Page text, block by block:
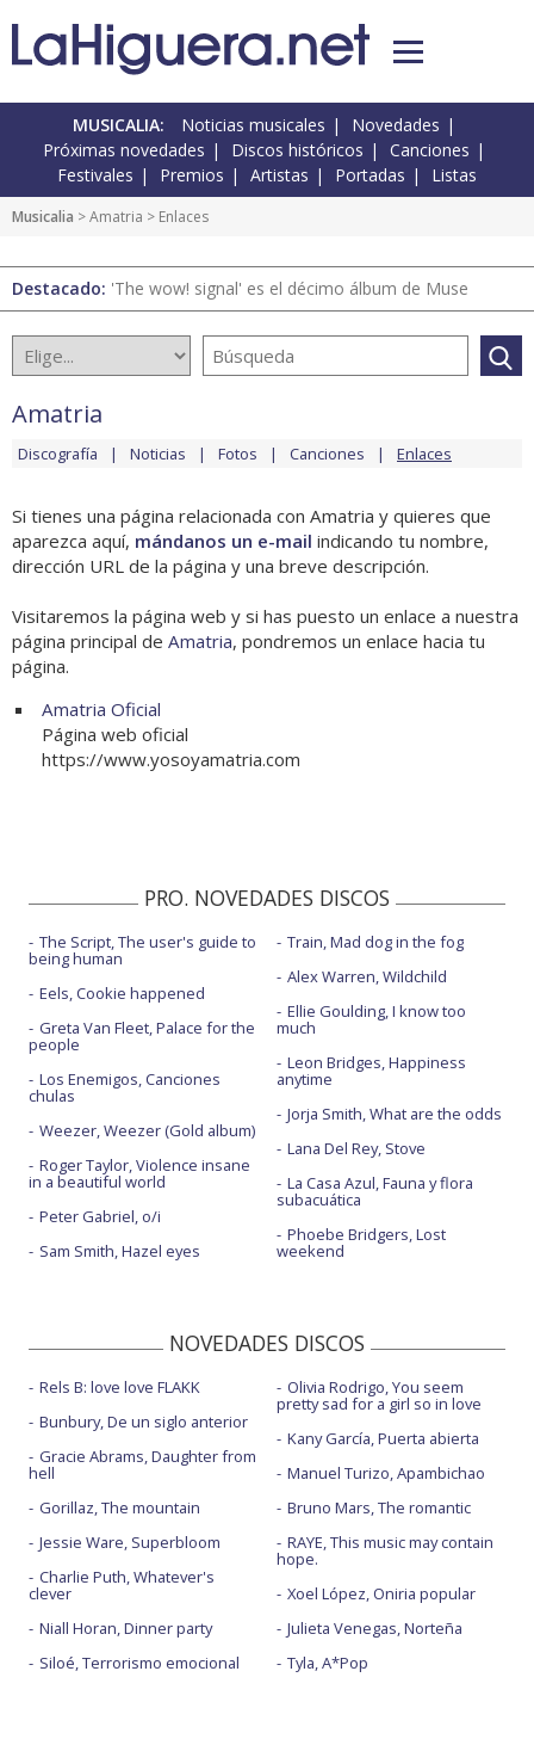
MUSICALIA: Noticias musicales
Novedades
Próximas novedades
Discos históricos
Canciones
Festivales
Premios Artistas Portadas Listas
Musicalia >Amatria > Enlaces
Destacado: 'The wow! signal' es el décimo álbum de Muse
Amatria
Discografía Noticias Fotos Canciones Enlaces
Si tienes una página relacionada con Amatria y quieres que
aparezca aquí, mándanos un e-mail indicando tu nombre,
dirección URL de la página y una breve descripción.
Visitaremos la página web y si has puesto un enlace a nuestra
página principal de Amatria, pondremos un enlace hacia tu
página.
Amatria Oficial
Página web oficial
https://www.yosoyamatria.com
PRO. NOVEDADES DISCOS
The Script, The user's guide to
being human
Eels, Cookie happened
Greta Van Fleet, Palace for the
people
Los Enemigos, Canciones
chulas
Weezer, Weezer (Gold album)
Roger Taylor, Violence insane
in a beautiful world
Peter Gabriel, o/i
Sam Smith, Hazel eyes
Train, Mad dog in the fog
Alex Warren, Wildchild
Ellie Goulding, I know too
much
Leon Bridges, Happiness
anytime
Jorja Smith, What are the odds
Lana Del Rey, Stove
La Casa Azul, Fauna y flora
subacuática
Phoebe Bridgers, Lost
weekend
NOVEDADES DISCOS
Rels B: love love FLAKK
Bunbury, De un siglo anterior
Gracie Abrams, Daughter from
hell
Gorillaz, The mountain
Jessie Ware, Superbloom
Charlie Puth, Whatever's
clever
Niall Horan, Dinner party
Siloé, Terrorismo emocional
Olivia Rodrigo, You seem
pretty sad for a girl so in love
Kany García, Puerta abierta
Manuel Turizo, Apambichao
Bruno Mars, The romantic
RAYE, This music may contain
hope.
Xoel López, Oniria popular
Julieta Venegas, Norteña
Tyla, A*Pop